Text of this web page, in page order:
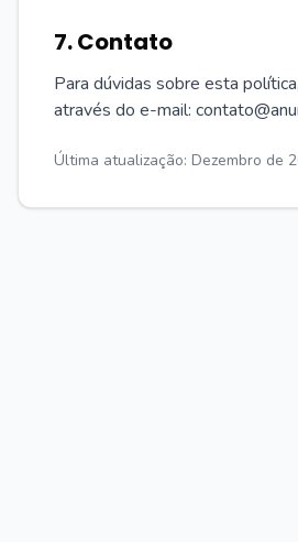
7. Contato
Para dúvidas sobre esta
através do e-mail:
Última atualização: Dezembro de